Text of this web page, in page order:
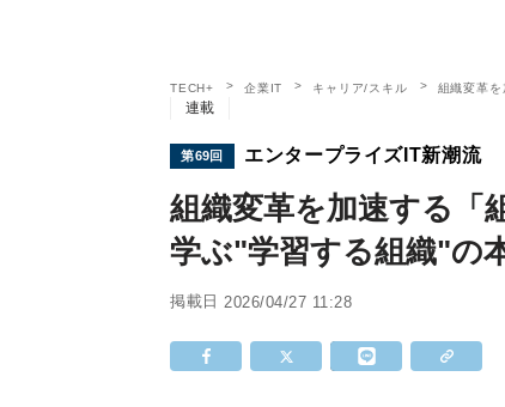
TECH+ 企業IT キャリア/スキル 組織変革
連載
第69回 エンタープライズIT新潮流
組織変革を加速する「
学ぶ"学習する組織"の
掲載日 2026/04/27 11:28